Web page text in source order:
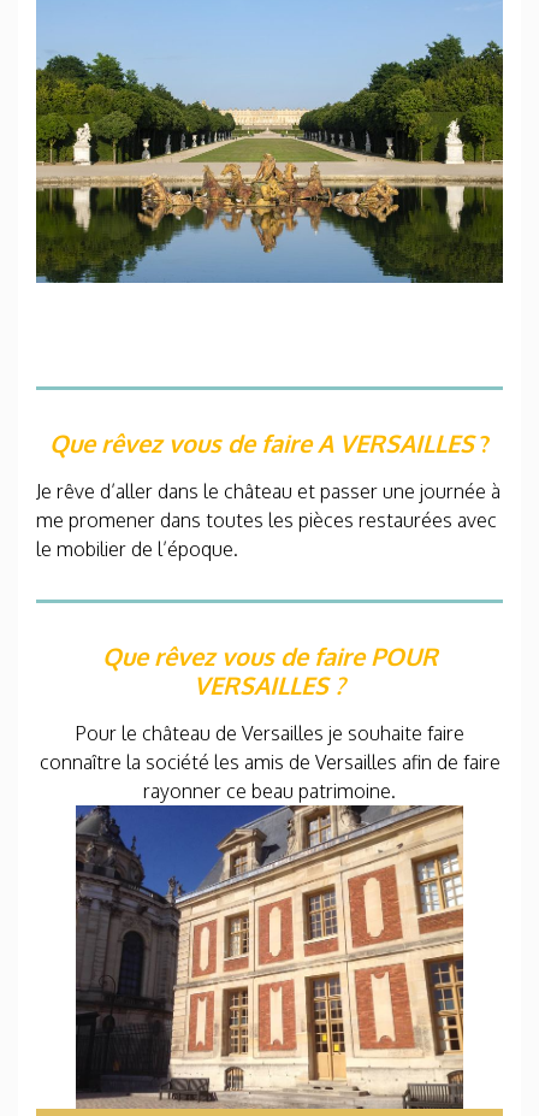
Que rêvez vous de faire A VERSAILLES?
Je rêve d’aller dans le château et passer une journée à
me promener dans toutes les pièces restaurées avec
le mobilier de l’époque.
Que rêvez vous de faire POUR
VERSAILLES ?
Pour le château de Versailles je souhaite faire
connaître la société les amis de Versailles afin de faire
rayonner ce beau patrimoine.